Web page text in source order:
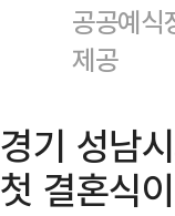
공공예
제공
경기 성남
첫 결혼식